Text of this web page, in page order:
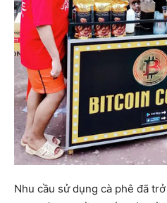
Nhu cầu sử dụng cà phê đã